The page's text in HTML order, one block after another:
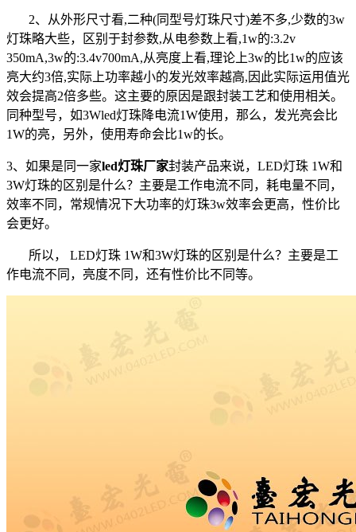
2、从外形尺寸看,二种(同型号灯珠尺寸)差不多,少数的3w
灯珠略大些，区别于封参数,从电参数上看,1w的:3.2v
350mA,3w的:3.4v700mA,从亮度上看,理论上3w的比1w的应该
亮大约3倍,实际上功率越小的发光效率越高,因此实际运用值光
效会提高2倍多些。这主要的原因是跟封装工艺和使用相关。
同种型号，如3Wled灯珠降电流1W使用，那么，发光亮会比
1W的亮，另外，使用寿命会比1w的长。
3、如果是同一家led灯珠厂家封装产品来说，LED灯珠 1W和
3W灯珠的区别是什么？主要是工作电流不同，耗电量不同，
效率不同，常规情况下大功率的灯珠3w效率会更高，性价比
会更好。
所以， LED灯珠 1W和3W灯珠的区别是什么？主要是工
作电流不同，亮度不同，还有性价比不同等。